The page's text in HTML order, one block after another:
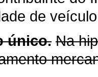
de
único. Na